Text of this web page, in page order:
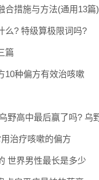
合措施与方法(通用13篇)
么? 特级算极限词吗?
篇
10种偏方有效治咳嗽
治疗咳嗽的偏方
世界男性最长是多少